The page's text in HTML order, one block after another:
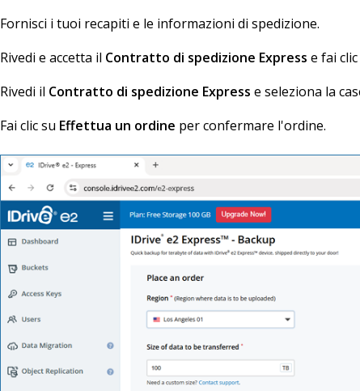
Fornisci i tuoi recapiti e le informazioni di spedizione.
Rivedi e accetta il Contratto di spedizione Express e fai
Rivedi il Contratto di spedizione Express e seleziona la
Fai clic su Effettua un ordine per confermare l'ordine.